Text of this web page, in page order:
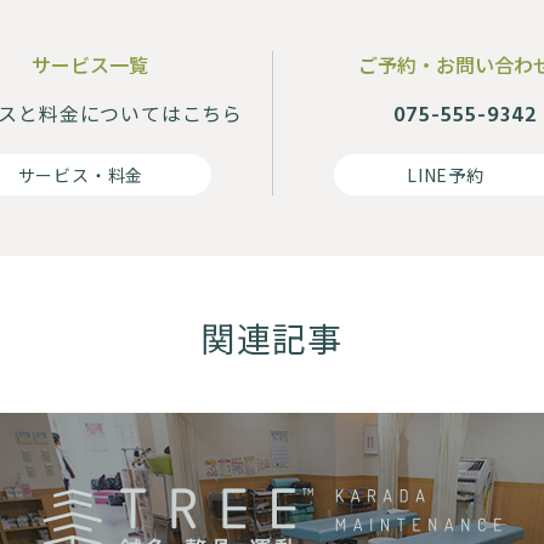
サービス一覧
と料金についてはこちら
サービス・料金
ご予約・お問い合わ
075-555-9342
LINE予約
関連記事